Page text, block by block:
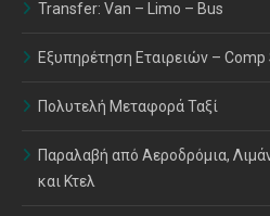
Transfer: Van – Limo – Bus
Εξυπηρέτηση Εταιρειών – Comp
Πολυτελή Μεταφορά Ταξί
Παραλαβή από Αεροδρόμια,
και Κτελ